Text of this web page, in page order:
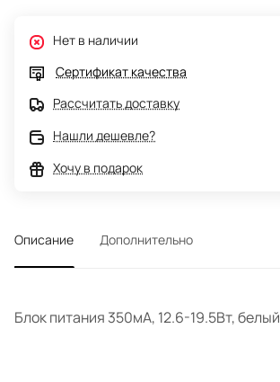
Нет в наличии
Сертификат качества
Рассчитать доставку
Нашли дешевле?
Хочу в подарок
Описание Дополнительно
Блок питания 350мА, 12.6-19.5Вт, белый